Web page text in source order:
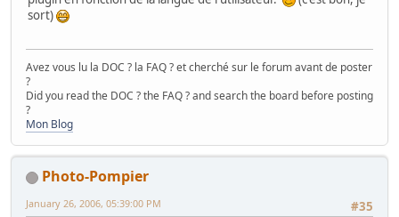
sort)
Avez vous lu la DOC ? la FAQ ? et cherché sur le forum avant de poster
?
Did you read the DOC ? the FAQ ? and search the board before posting
?
Mon Blog
Photo-Pompier
#35
January 26, 2006, 05:39:00 PM